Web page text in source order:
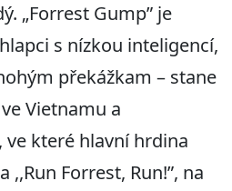
„Forrest Gump” je
s nízkou inteligencí,
překážkam – stane
Vietnamu a
ve které hlavní hrdina
,,Run Forrest, Run!”, na